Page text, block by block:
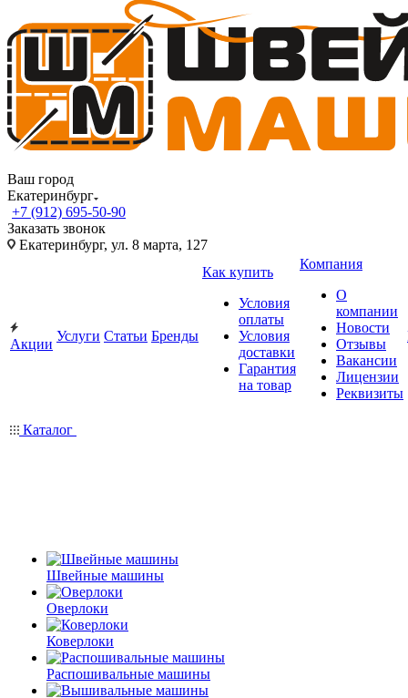
Ваш город
Екатеринбург
+7 (912) 695-50-90
Заказать звонок
Екатеринбург, ул. 8 марта, 127
Акции
Услуги Статьи Бренды
Как купить
Условия
оплаты
Условия
доставки
Гарантия
на товар
Компания
О
компании
Новости
Отзывы
Вакансии
Лицензии
Реквизиты
Каталог
Швейные машины
Оверлоки
Коверлоки
Распошивальные машины